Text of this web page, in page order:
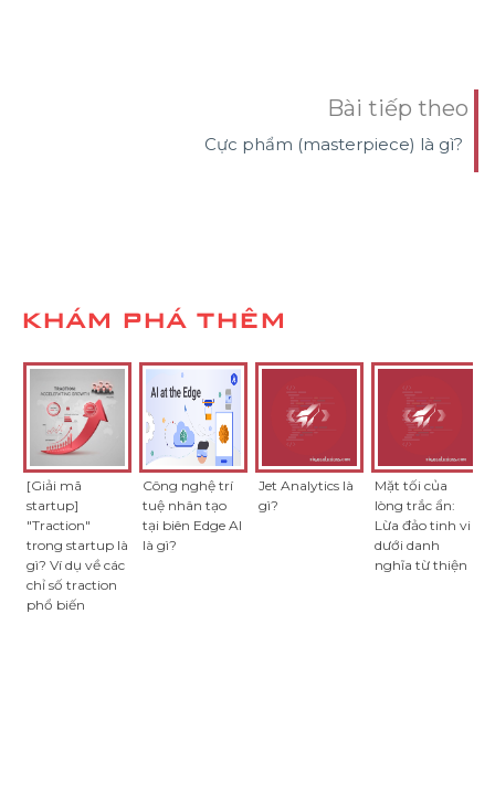
Bài tiếp theo
Cực phẩm (masterpiece) là gì?
KHÁM PHÁ THÊM
[Giải mã
startup]
"Traction"
trong startup là
gì? Ví dụ về các
chỉ số traction
phổ biến
Công nghệ trí
tuệ nhân tạo
tại biên Edge AI
là gì?
Jet Analytics là
gì?
Mặt tối của
lòng trắc ẩn:
Lừa đảo tinh vi
dưới danh
nghĩa từ thiện